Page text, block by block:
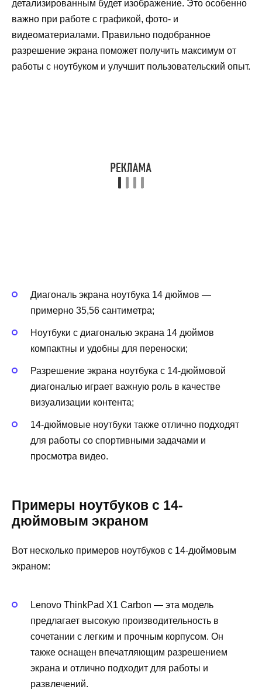
детализированным будет изображение. Это особенно
важно при работе с графикой, фото- и
видеоматериалами. Правильно подобранное
разрешение экрана поможет получить максимум от
работы с ноутбуком и улучшит пользовательский опыт.
Диагональ экрана ноутбука 14 дюймов —
примерно 35,56 сантиметра;
Ноутбуки с диагональю экрана 14 дюймов
компактны и удобны для переноски;
Разрешение экрана ноутбука с 14-дюймовой
диагональю играет важную роль в качестве
визуализации контента;
14-дюймовые ноутбуки также отлично подходят
для работы со спортивными задачами и
просмотра видео.
Примеры ноутбуков с 14-
дюймовым экраном
Вот несколько примеров ноутбуков с 14-дюймовым
экраном:
Lenovo ThinkPad X1 Carbon — эта модель
предлагает высокую производительность в
сочетании с легким и прочным корпусом. Он
также оснащен впечатляющим разрешением
экрана и отлично подходит для работы и
развлечений.